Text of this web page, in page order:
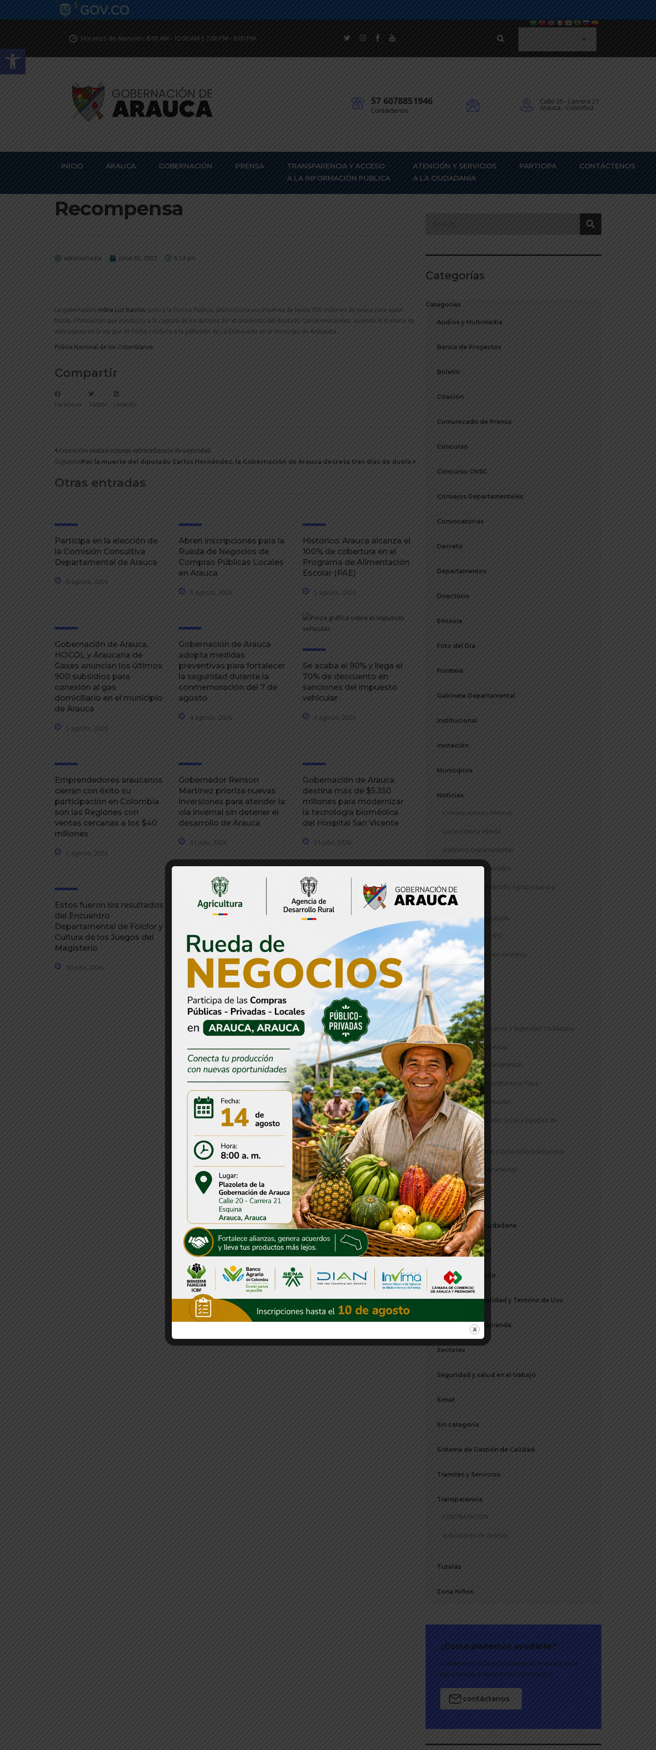
Abrir barra de herramientas
Horarios de Atención: 8:00 AM - 12:00 AM | 2:00 PM - 6:00 PM.
57 6078851946
Contáctenos
Calle 20 - Carrera 21
Arauca - Colombia
INICIO ARAUCA GOBERNACIÓN PRENSA
TRANSPARENCIA Y ACCESO
A LA INFORMACIÓN PUBLICA
ATENCIÓN Y SERVICIOS
A LA CIUDADANÍA
PARTICIPA CONTÁCTENOS
Recompensa
administrador junio 30, 2022 6:13 pm
La gobernadora Indira Luz Barrios junto a la Fuerza Pública, anunció una recompensa de hasta 200 millones de pesos para quien
brinde información que conduzca a la captura de los autores del vil asesinato del diputado Carlos Hernández, ocurrido la mañana de
este jueves en la vía que de Fortul conduce a la población de La Esmeralda en el municipio de Arauquita.
Policía Nacional de los Colombianos
Compartir
Facebook Twitter LinkedIn
AnteriorSe realizó consejo extraordinario de seguridad
SiguientePor la muerte del diputado Carlos Hernández, la Gobernación de Arauca decreta tres días de duelo.
Otras entradas
Participa en la elección de
la Comisión Consultiva
Departamental de Arauca
6 agosto, 2026
Abren inscripciones para la
Rueda de Negocios de
Compras Públicas Locales
en Arauca
5 agosto, 2026
Histórico: Arauca alcanza el
100% de cobertura en el
Programa de Alimentación
Escolar (PAE)
5 agosto, 2026
Gobernación de Arauca,
HOCOL y Araucana de
Gases anuncian los últimos
900 subsidios para
conexión al gas
domiciliario en el municipio
de Arauca
5 agosto, 2026
Gobernación de Arauca
adopta medidas
preventivas para fortalecer
la seguridad durante la
conmemoración del 7 de
agosto
4 agosto, 2026
Se acaba el 90% y llega el
70% de descuento en
sanciones del impuesto
vehicular
3 agosto, 2026
Emprendedores araucanos
cierran con éxito su
participación en Colombia
son las Regiones con
ventas cercanas a los $40
millones
3 agosto, 2026
Gobernador Renson
Martínez prioriza nuevas
inversiones para atender la
ola invernal sin detener el
desarrollo de Arauca
31 julio, 2026
Gobernación de Arauca
destina más de $5.350
millones para modernizar
la tecnología biomédica
del Hospital San Vicente
31 julio, 2026
Estos fueron los resultados
del Encuentro
Departamental de Folclor y
Cultura de los Juegos del
Magisterio
30 julio, 2026
Gobernación de Arauca ha
gestionado más de $30 mil
emergencia invernal
30 julio, 2026
Gestión del gobierno
departamental permite
avanzar en la instalación
del puente sobre Caño
Negro
30 julio, 2026
Más entradas
Categorías
Categorías
Audios y Multimedia
Banco de Proyectos
Boletín
Citación
Comunicado de Prensa
Concurso
Concurso CNSC
Consejos Departamentales
Convocatorias
Decreto
Departamentos
Directorio
Emisora
Foto del Día
Frontera
Gabinete Departamental
Institucional
Invitación
Municipios
Noticias
Comunicaciones Internas
Convocatoria Interna
Gobierno Departamental
Rentas Departamentales
Secretaría de Desarrollo Agropecuario y
Sostenible
Secretaría de Educación
Concurso CNSC
Construye con nosotros
Informe
PAE
Veeduría
Secretaría de Gobierno y Seguridad Ciudadana
Secretaría de Hacienda
Rentas Departamental
Secretaría de Infraestructura Física
Secretaría de Planeación
Secretaría Desarrollo Social y Equidad de
Genero
Secretaría General y Desarrollo Institucional
Gestión Documental
Notificaciones
Participación ciudadana
Periódico Digital
Plan de Desarrollo
Política de Seguridad y Termino de Uso
Secretaria de Hacienda
Sectores
Seguridad y salud en el trabajo
Simat
Sin categoría
Sistema de Gestión de Calidad
Tramites y Servicios
Transparencia
CONTRATACION
Indicadores de Gestión
Tutelas
Zona Niños
¿Cómo podemos ayudarte?
Contáctenos en la gobernación de Arauca o envíe
una consulta a nuestro corre electrónico.
contáctenos